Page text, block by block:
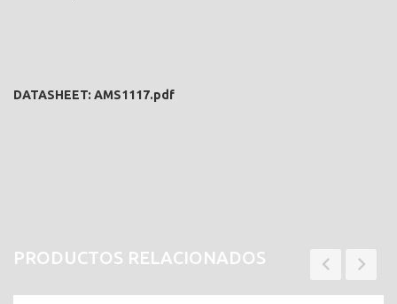
DATASHEET: AMS1117.pdf
PRODUCTOS RELACIONADOS